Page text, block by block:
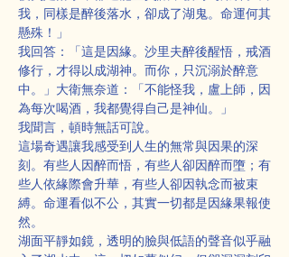
我，同樣是醉後落水，卻成了湖鬼。命運何其
懸殊！」
我回答：「這是因緣。沙里夫醉後醒悟，戒酒
修行，才得以成湖神。而你，只沉溺於醉意
中。」大衛無奈道：「不能怪我，盧上師，因
為每次喝酒，我都覺得自己是神仙。」
我聞言，頓時無話可說。
這場奇遇讓我感受到人生的無常與因果的深
刻。有些人因醉而悟，有些人卻因醉而墮；有
些人依緣際會升華，有些人卻因執念而被束
縛。命運看似不公，其實一切都是因緣果報使
然。
湖面平靜如鏡，透明的臉與低語的聲音似乎融